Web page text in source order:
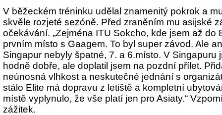
V běžeckém tréninku udělal znamenitý pokrok a
skvěle rozjeté sezóně. Před zraněním mu asijské
očekávání. „Zejména ITU Sokcho, kde jsem až do
prvním místo s Gaagem. To byl super závod. Ale
Singapur nebyly špatné, 7. a 6.místo. V Singapuru
hodně dobře, ale doplatil jsem na pozdní přílet.
neúnosná vlhkost a neskutečné jednání s
stálo Elite má dopravu z letiště a kompletní
místě vyplynulo, že vše platí jen pro Asiaty.“
zážitek.